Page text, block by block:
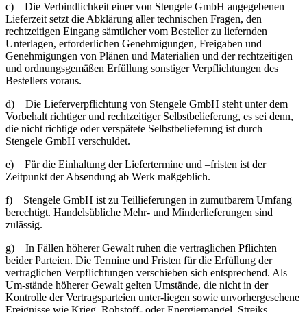
c) Die Verbindlichkeit einer von Stengele GmbH angegebenen
Lieferzeit setzt die Abklärung aller technischen Fragen, den
rechtzeitigen Eingang sämtlicher vom Besteller zu liefernden
Unterlagen, erforderlichen Genehmigungen, Freigaben und
Genehmigungen von Plänen und Materialien und der rechtzeitigen
und ordnungsgemäßen Erfüllung sonstiger Verpflichtungen des
Bestellers voraus.
d) Die Lieferverpflichtung von Stengele GmbH steht unter dem
Vorbehalt richtiger und rechtzeitiger Selbstbelieferung, es sei denn,
die nicht richtige oder verspätete Selbstbelieferung ist durch
Stengele GmbH verschuldet.
e) Für die Einhaltung der Liefertermine und –fristen ist der
Zeitpunkt der Absendung ab Werk maßgeblich.
f) Stengele GmbH ist zu Teillieferungen in zumutbarem Umfang
berechtigt. Handelsübliche Mehr- und Minderlieferungen sind
zulässig.
g) In Fällen höherer Gewalt ruhen die vertraglichen Pflichten
beider Parteien. Die Termine und Fristen für die Erfüllung der
vertraglichen Verpflichtungen verschieben sich entsprechend. Als
Um-stände höherer Gewalt gelten Umstände, die nicht in der
Kontrolle der Vertragsparteien unter-liegen sowie unvorhergesehene
Ereignisse wie Krieg, Rohstoff- oder Energiemangel, Streiks,